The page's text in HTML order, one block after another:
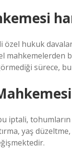
hukuk
mahkemelerden
sürece,
iptali, tohumların
yaş